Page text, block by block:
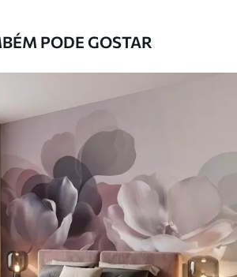
revestimento de verniz podem ser limpos
com água.PODE GOSTAR